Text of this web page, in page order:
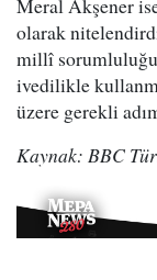
Meral Akşener
olarak
millî
ivedilikle
üzere gerekli
Kaynak: BBC